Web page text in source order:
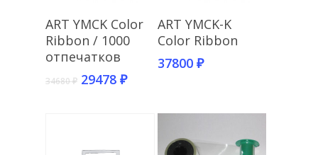
Add To Cart
ART YMCK Color
Ribbon / 1000
отпечатков
34680₽ 29478 ₽
Add To Cart
ART YMCK-K
Color Ribbon
37800 ₽